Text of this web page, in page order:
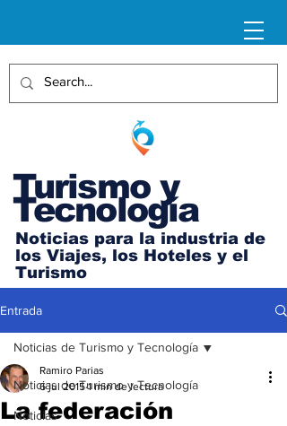
Turismo y
Tecnología
Noticias para la industria de
los Viajes, los Hoteles y el
Turismo
Entrada
Noticias de Turismo y Tecnología
Noticias
Noticias de Turismo y Tecnología
La federación
Ramiro Parias
6 jul 2015 1 min de lectura